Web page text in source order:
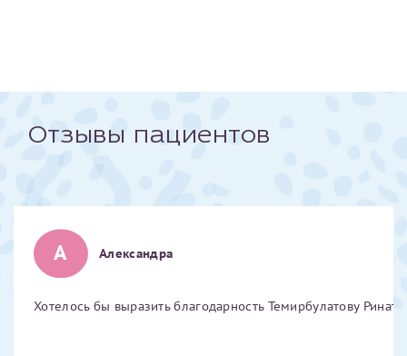
Отзывы пациентов
А Александра
Хотелось бы выразить благодарность Темирбулатову